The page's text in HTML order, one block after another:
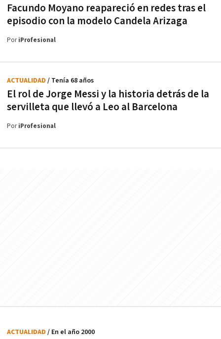
Facundo Moyano reapareció en redes tras el
episodio con la modelo Candela Arizaga
PoriProfesional
El rol de Jorge Messi y la historia detrás de la
servilleta que llevó a Leo al Barcelona
ACTUALIDAD / Tenía 68 años
PoriProfesional
ACTUALIDAD / En el año 2000